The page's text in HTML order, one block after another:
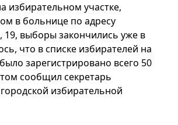
избирательном участке,
в больнице по адресу
19, выборы закончились уже в
что в списке избирателей на
зарегистрировано всего 50
сообщил секретарь
избирательной